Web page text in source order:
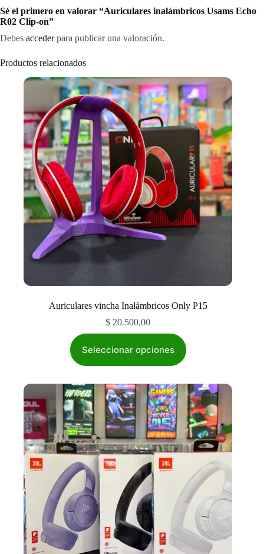
Sé el primero en valorar “Auriculares inalámbricos Usams Echo
R02 Clip-on”
Debes accederpara publicar una valoración.
Productos relacionados
Auriculares vincha Inalámbricos Only P15
$ 20.500,00
Seleccionar opciones
producto
Las
opciones
se
pueden
elegir
en
la
página
de
producto